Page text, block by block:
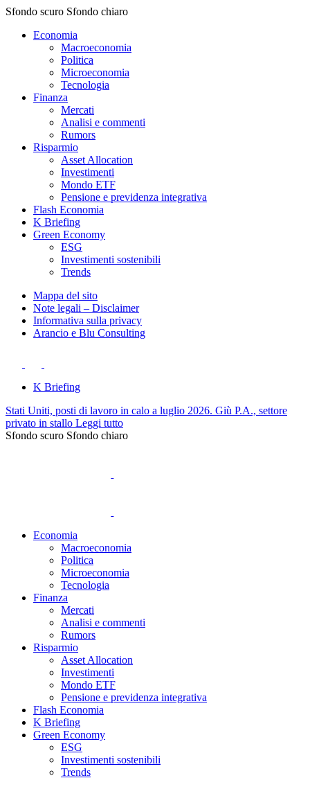
Sfondo scuro Sfondo chiaro
Economia
Macroeconomia
Politica
Microeconomia
Tecnologia
Finanza
Mercati
Analisi e commenti
Rumors
Risparmio
Asset Allocation
Investimenti
Mondo ETF
Pensione e previdenza integrativa
Flash Economia
K Briefing
Green Economy
ESG
Investimenti sostenibili
Trends
Mappa del sito
Note legali – Disclaimer
Informativa sulla privacy
Arancio e Blu Consulting
K Briefing
Stati Uniti, posti di lavoro in calo a luglio 2026. Giù P.A., settore
privato in stallo Leggi tutto
Sfondo scuro Sfondo chiaro
Economia
Macroeconomia
Politica
Microeconomia
Tecnologia
Finanza
Mercati
Analisi e commenti
Rumors
Risparmio
Asset Allocation
Investimenti
Mondo ETF
Pensione e previdenza integrativa
Flash Economia
K Briefing
Green Economy
ESG
Investimenti sostenibili
Trends